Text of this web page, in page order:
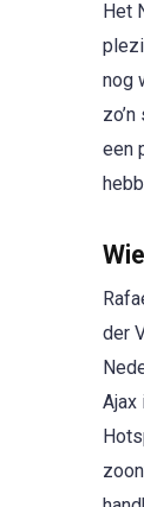
Het
nog
een
der
Ajax